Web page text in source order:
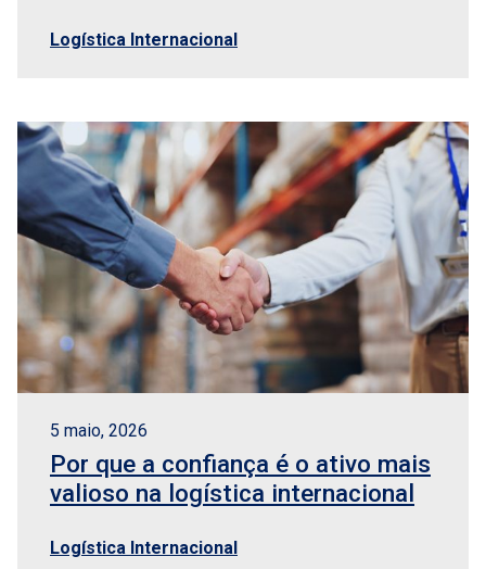
Logística Internacional
5 maio, 2026
Por que a confiança é o ativo mais
valioso na logística internacional
Logística Internacional